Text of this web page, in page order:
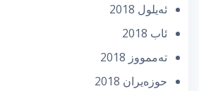
ئه‌یلول 2018
ئاب 2018
تەممووز 2018
حوزه‌یران 2018